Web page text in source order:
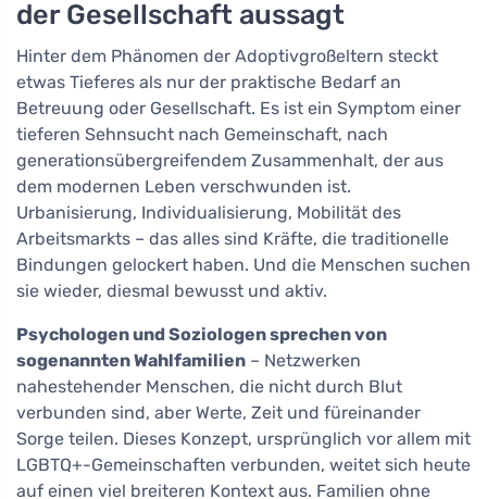
der Gesellschaft aussagt
Hinter dem Phänomen der Adoptivgroßeltern steckt
etwas Tieferes als nur der praktische Bedarf an
Betreuung oder Gesellschaft. Es ist ein Symptom einer
tieferen Sehnsucht nach Gemeinschaft, nach
generationsübergreifendem Zusammenhalt, der aus
dem modernen Leben verschwunden ist.
Urbanisierung, Individualisierung, Mobilität des
Arbeitsmarkts – das alles sind Kräfte, die traditionelle
Bindungen gelockert haben. Und die Menschen suchen
sie wieder, diesmal bewusst und aktiv.
Psychologen und Soziologen sprechen von
sogenannten Wahlfamilien – Netzwerken
nahestehender Menschen, die nicht durch Blut
verbunden sind, aber Werte, Zeit und füreinander
Sorge teilen. Dieses Konzept, ursprünglich vor allem mit
LGBTQ+-Gemeinschaften verbunden, weitet sich heute
auf einen viel breiteren Kontext aus. Familien ohne